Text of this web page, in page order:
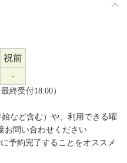
祝前
-
終受付18:00）
など含む）や、利用できる曜
お問い合わせください
予約完了することをオススメ